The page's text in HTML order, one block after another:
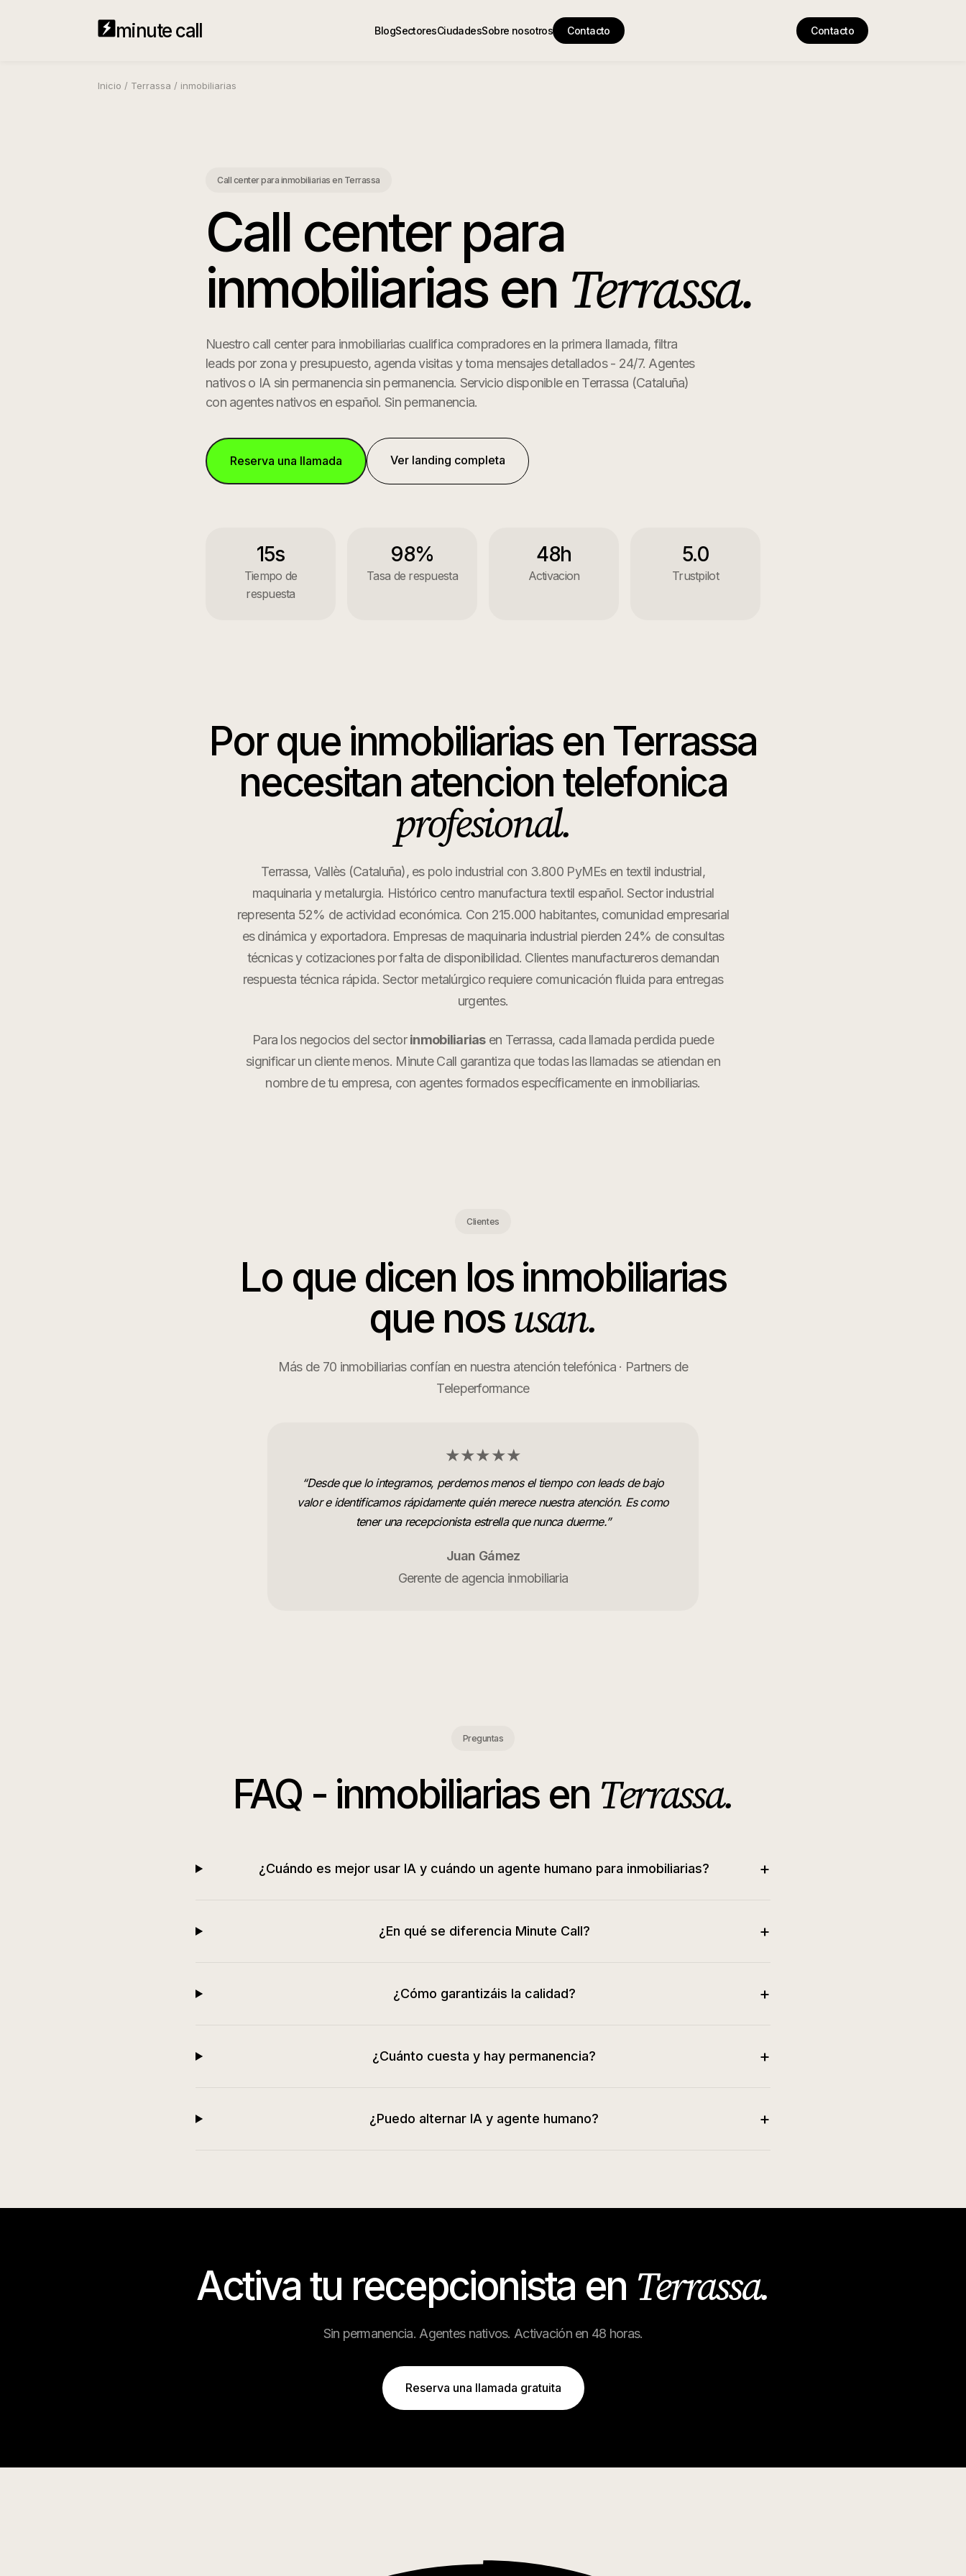
minute call BlogSectoresCiudadesSobre nosotros Contacto Contacto
Inicio / Terrassa / inmobiliarias
Call center para inmobiliarias en Terrassa
Call center para
inmobiliariasen Terrassa.
Nuestro call center para inmobiliarias cualifica compradores en la primera llamada, filtra
leads por zona y presupuesto, agenda visitas y toma mensajes detallados - 24/7. Agentes
nativos o IA sin permanencia sin permanencia. Servicio disponible en Terrassa (Cataluña)
con agentes nativos en español. Sin permanencia.
Reserva una llamada Ver landing completa
15s
Tiempo de
respuesta
98%
Tasa de respuesta
48h
Activacion
5.0
Trustpilot
Por que inmobiliariasen Terrassa
necesitan atencion telefonica
profesional.
Terrassa, Vallès (Cataluña), es polo industrial con 3.800 PyMEs en textil industrial,
maquinaria y metalurgia. Histórico centro manufactura textil español. Sector industrial
representa 52% de actividad económica. Con 215.000 habitantes, comunidad empresarial
es dinámica y exportadora. Empresas de maquinaria industrial pierden 24% de consultas
técnicas y cotizaciones por falta de disponibilidad. Clientes manufactureros demandan
respuesta técnica rápida. Sector metalúrgico requiere comunicación fluida para entregas
urgentes.
Para los negocios del sectorinmobiliariasen Terrassa, cada llamada perdida puede
significar un cliente menos. Minute Call garantiza que todas las llamadas se atiendan en
nombre de tu empresa, con agentes formados específicamente en inmobiliarias.
Clientes
Lo que dicen losinmobiliarias
que nosusan.
Más de 70 inmobiliarias confían en nuestra atención telefónica · Partners de
Teleperformance
★★★★★
“Desde que lo integramos, perdemos menos el tiempo con leads de bajo
valor e identificamos rápidamente quién merece nuestra atención. Es como
tener una recepcionista estrella que nunca duerme.”
Juan Gámez
Gerente de agencia inmobiliaria
Preguntas
FAQ - inmobiliariasen Terrassa.
¿Cuándo es mejor usar IA y cuándo un agente humano para inmobiliarias? +
¿En qué se diferencia Minute Call? +
¿Cómo garantizáis la calidad? +
¿Cuánto cuesta y hay permanencia? +
¿Puedo alternar IA y agente humano? +
Activa tu recepcionista en Terrassa.
Sin permanencia. Agentes nativos. Activación en 48 horas.
Reserva una llamada gratuita